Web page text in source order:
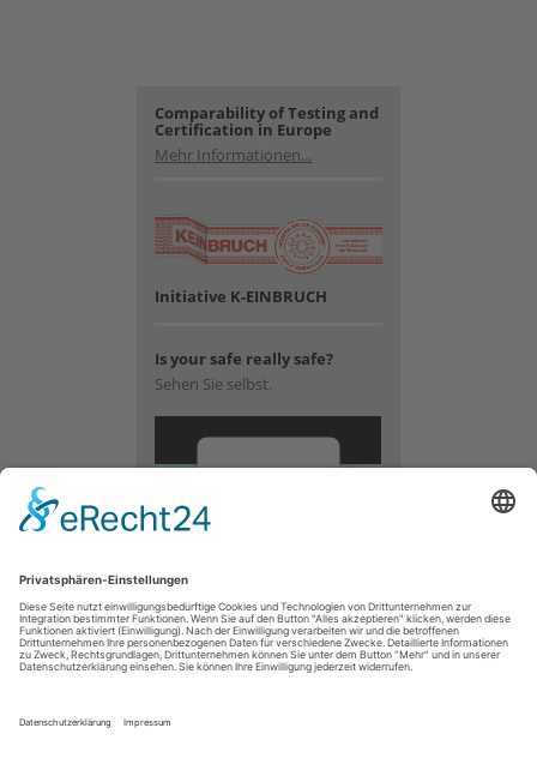
Comparability of Testing and
Certification in Europe
Mehr Informationen...
Initiative K-EINBRUCH
Is your safe really safe?
Sehen Sie selbst.
YouTube
Video-
Service zu